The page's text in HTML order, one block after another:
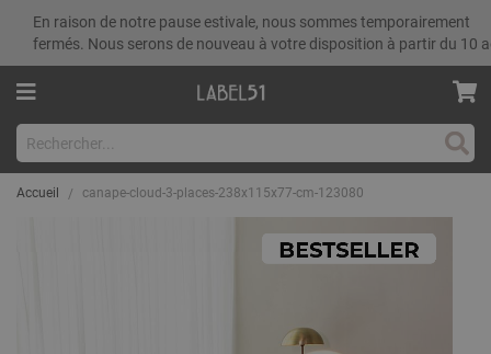
En raison de notre pause estivale, nous sommes temporairement
fermés. Nous serons de nouveau à votre disposition à partir du 10
Accueil canape-cloud-3-places-238x115x77-cm-123080